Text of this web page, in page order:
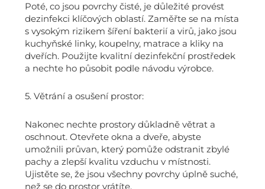
Poté, co jsou povrchy čisté, je důležité provést
dezinfekci klíčových oblastí. Zaměřte se na místa
s vysokým rizikem šíření bakterií a virů, jako jsou
kuchyňské linky, koupelny, matrace a kliky na
dveřích. Použijte kvalitní dezinfekční prostředek
a nechte ho působit podle návodu výrobce.
5. Větrání a osušení prostor:
Nakonec nechte prostory důkladně větrat a
oschnout. Otevřete okna a dveře, abyste
umožnili průvan, který pomůže odstranit zbylé
pachy a zlepší kvalitu vzduchu v místnosti.
Ujistěte se, že jsou všechny povrchy úplně suché,
než se do prostor vrátíte.